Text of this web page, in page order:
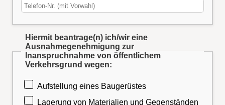
Hiermit beantrage(n) ich/wir eine
Ausnahmegenehmigung zur
Inanspruchnahme von öffentlichem
Verkehrsgrund wegen:
Aufstellung eines Baugerüstes
Lagerung von Materialien und Gegenständen